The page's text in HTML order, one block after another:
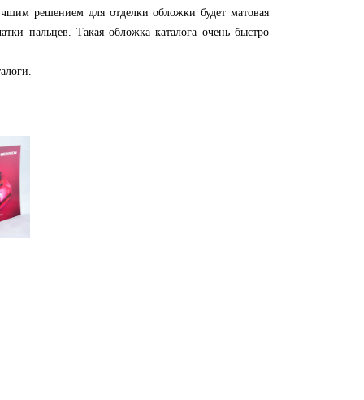
решением для отделки обложки будет матовая
пальцев. Такая обложка каталога очень быстро